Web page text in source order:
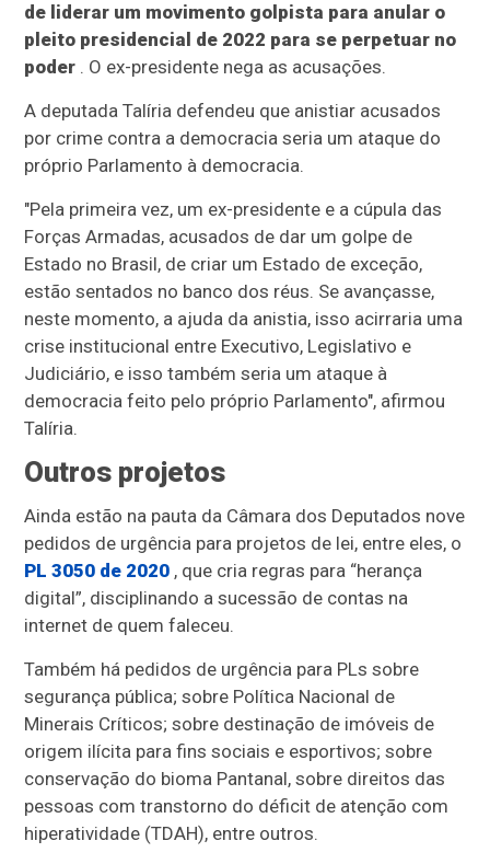
de liderar um movimento golpista para anular o
pleito presidencial de 2022 para se perpetuar no
poder . O ex-presidente nega as acusações.
A deputada Talíria defendeu que anistiar acusados
por crime contra a democracia seria um ataque do
próprio Parlamento à democracia.
"Pela primeira vez, um ex-presidente e a cúpula das
Forças Armadas, acusados de dar um golpe de
Estado no Brasil, de criar um Estado de exceção,
estão sentados no banco dos réus. Se avançasse,
neste momento, a ajuda da anistia, isso acirraria uma
crise institucional entre Executivo, Legislativo e
Judiciário, e isso também seria um ataque à
democracia feito pelo próprio Parlamento", afirmou
Talíria.
Outros projetos
Ainda estão na pauta da Câmara dos Deputados nove
pedidos de urgência para projetos de lei, entre eles, o
PL 3050 de 2020 , que cria regras para “herança
digital”, disciplinando a sucessão de contas na
internet de quem faleceu.
Também há pedidos de urgência para PLs sobre
segurança pública; sobre Política Nacional de
Minerais Críticos; sobre destinação de imóveis de
origem ilícita para fins sociais e esportivos; sobre
conservação do bioma Pantanal, sobre direitos das
pessoas com transtorno do déficit de atenção com
hiperatividade (TDAH), entre outros.